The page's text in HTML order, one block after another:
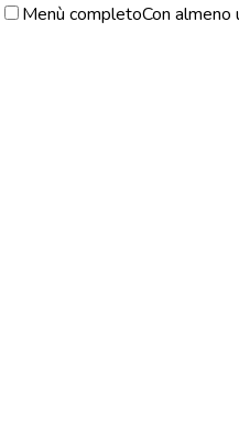
Menù completoCon almeno